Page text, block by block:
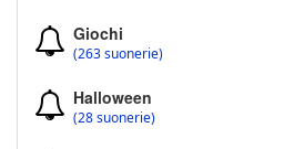
Giochi
(263 suonerie)
Halloween
(28 suonerie)